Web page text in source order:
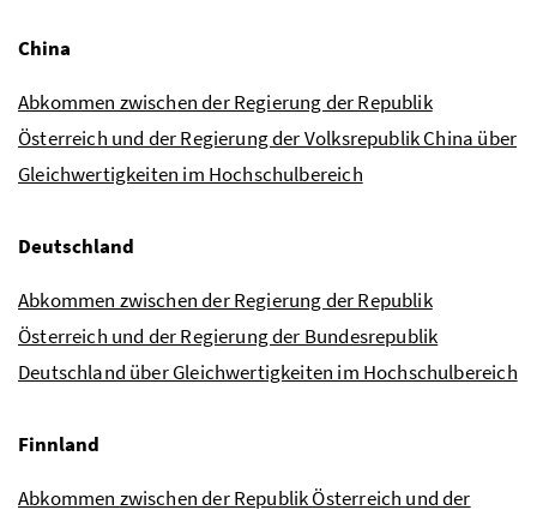
China
Abkommen zwischen der Regierung der Republik
Österreich und der Regierung der Volksrepublik China über
Gleichwertigkeiten im Hochschulbereich
Deutschland
Abkommen zwischen der Regierung der Republik
Österreich und der Regierung der Bundesrepublik
Deutschland über Gleichwertigkeiten im Hochschulbereich
Finnland
Abkommen zwischen der Republik Österreich und der